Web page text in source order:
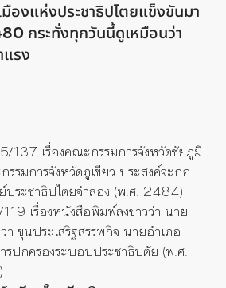
องแห่งประชาธิปไตยแข็งขันมา
กระทั่งทุกวันนี้ดูเหมือนว่า
แรง
137 เรื่องคณะกรรมการจังหวัดชัยภูมิ
รรมการจังหวัดภูเขียว ประสงค์จะก่อ
ประชาธิปไตยจำลอง (พ.ศ. 2484)
เรื่องหนังสือพิมพ์ลงข่าวว่า นาย
ขุนประเสริฐสรรพกิจ นายอำเภอ
รปกครองระบอบประชาธิปตัย (พ.ศ.